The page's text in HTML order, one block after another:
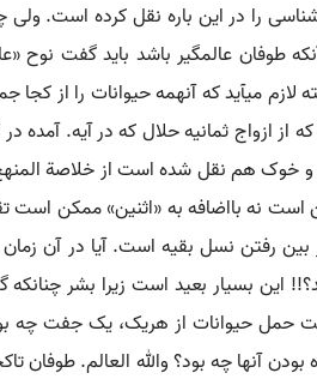
را در این باره نقل کرده است.
طوفان عالمگیر باشد باید گفت
لازم می‏آید که آن‏همه حیوانات را از
از ازواج ثمانیه حلال که در آیه.
هم نقل شده است از خلاصة المنهج
است نه بااضافه به «اثنین» ممکن است
بین رفتن نسل بقیه است. آیا در آن
این بسیار بعید است زیرا بشر
حمل حیوانات از هریک، یک جفت چه
بودن آنها چه بود؟ والله العالم.